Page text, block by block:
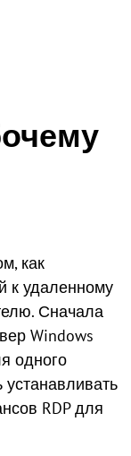
как
к удаленному
Сначала
Windows
одного
RDP для